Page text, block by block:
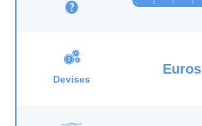
Devises
Euros